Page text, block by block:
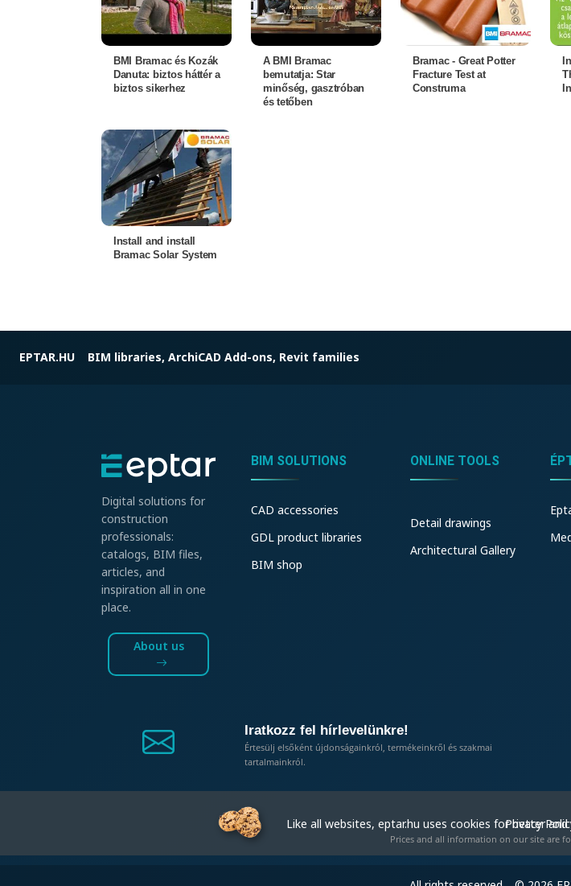
BMI Bramac és Kozák
Danuta: biztos háttér a
biztos sikerhez
A BMI Bramac
bemutatja: Star
minőség, gasztróban
és tetőben
Bramac - Great Potter
Fracture Test at
Construma
Install and install
Bramac Solar System
EPTAR.HU BIM libraries, ArchiCAD Add-ons, Revit families
Digital solutions for
construction
professionals:
catalogs, BIM files,
articles, and
inspiration all in one
place.
About us
BIM SOLUTIONS
CAD accessories
GDL product libraries
BIM shop
ONLINE TOOLS
Detail drawings
Architectural Gallery
Iratkozz fel hírlevelünkre!
Értesülj elsőként újdonságainkról, termékeinkről és szakmai
tartalmainkról.
Privacy
Prices and all information on our site are
Like all websites, eptar.hu uses cookies for better